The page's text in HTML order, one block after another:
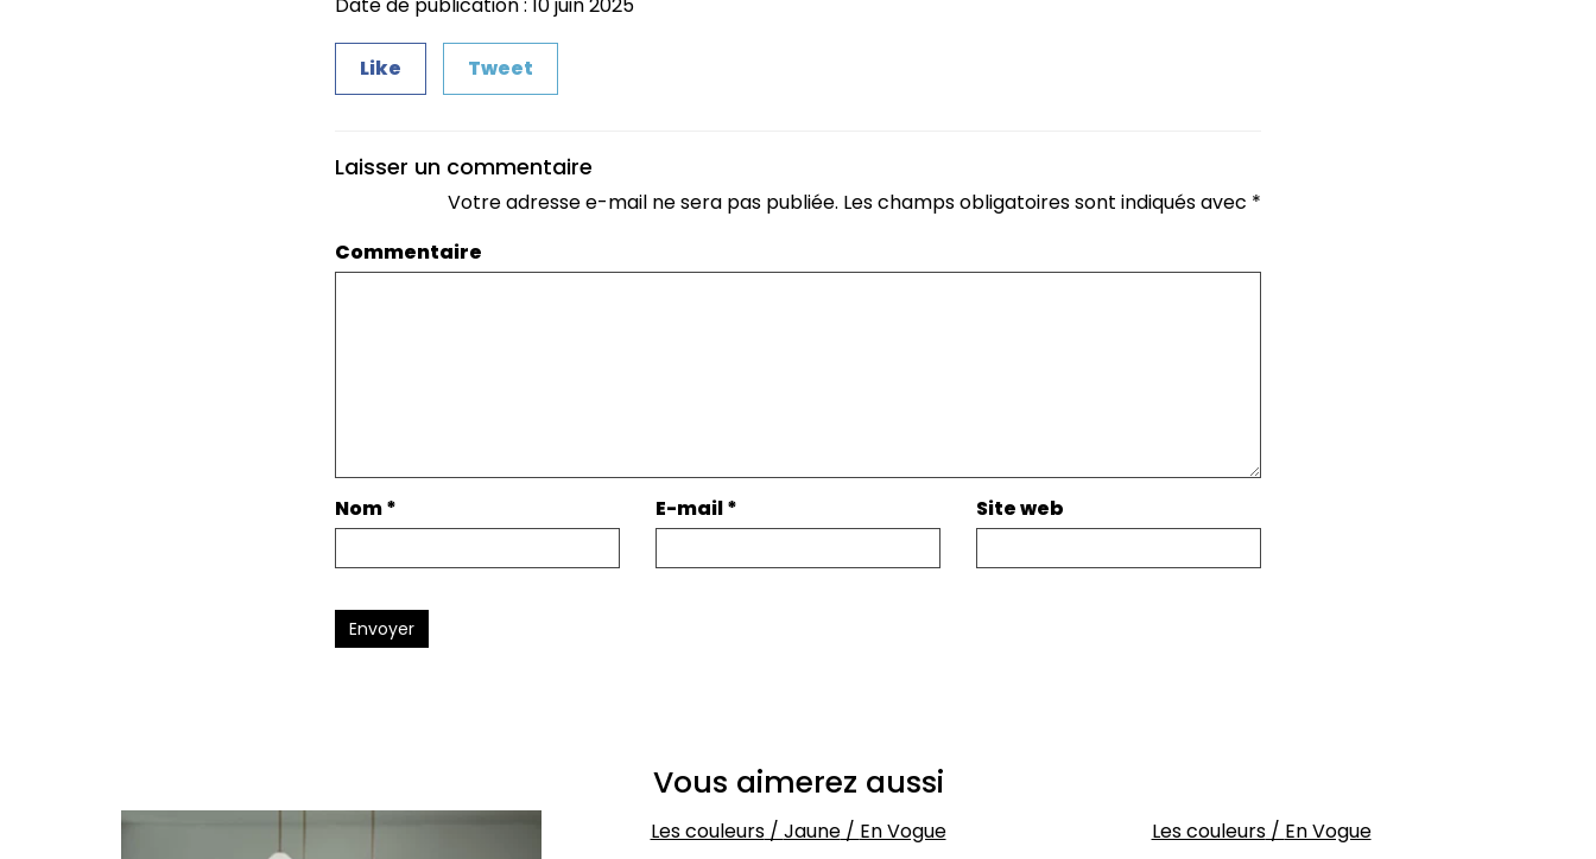
Like Tweet
Laisser un commentaire
Votre adresse e-mail ne sera pas publiée. Les champs obligatoires sont indiqués avec *
Commentaire
Nom* E-mail* Site web
Envoyer
Vous aimerez aussi
Les couleurs/ Jaune/ En Vogue Les couleurs/ En Vogue